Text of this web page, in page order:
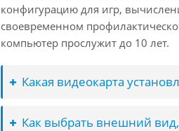
конфигурацию для игр,
своевременном
компьютер прослужит до 10 лет.
Какая видеокарта
Как выбрать внешний